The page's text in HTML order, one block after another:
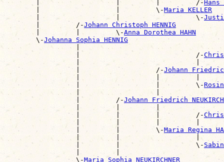
        |                   |         |         /-
Hans
        |                   |         \-
Maria KELLER
        |                   |                   \-
        |         /-
Johann Christoph HENNIG
        |         |         \-
Anna Dorothea HAHN
        \-
Johanna Sophia HENNIG
|
                  |                             /-
|                             |
                  |                   /-
Johann Friedrich
                  |                   |         \-
|                   |
                  |         /-
Johann Friedrich
|         |         |
                  |         |         |         /-
|         |         |         |
                  |         |         \-
Maria Regina
|         |                   |
                  |         |                   \-
|         |
                  \-
Maria Sophia NEUKIRCHNER